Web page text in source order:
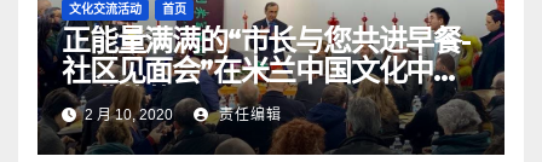
文化交流活动 首页
正能量满满的“市长与您共进早餐-
社区见面会”在米兰中国文化中心
圆满落幕
2 月 10, 2020 责任编辑